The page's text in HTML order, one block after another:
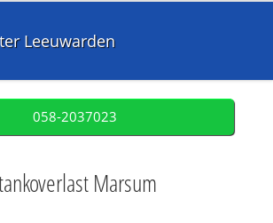
Leeuwarden
058-2037023
Marsum